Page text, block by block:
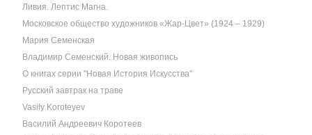
Ливия. Лептис Магна.
Московское общество художников «Жар-Цвет» (1924 – 1929)
Мария Семенская
Владимир Семенский. Новая живопись
О книгах серии "Новая История Искусства"
Русский завтрак на траве
Vasily Koroteyev
Василий Андреевич Коротеев